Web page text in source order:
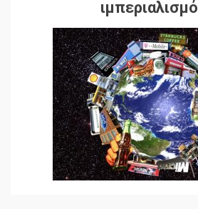
ιμπεριαλισμό